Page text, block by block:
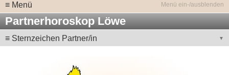
≡ Menü
Partnerhoroskop Löwe
≡ Sternzeichen Partner/in